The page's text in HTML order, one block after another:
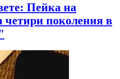
Пейка на
четири поколения в